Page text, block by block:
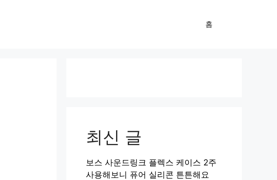
홈
최신 글
보스 사운드링크 플렉스 케이스 2주
사용해보니 퓨어 실리콘 튼튼해요